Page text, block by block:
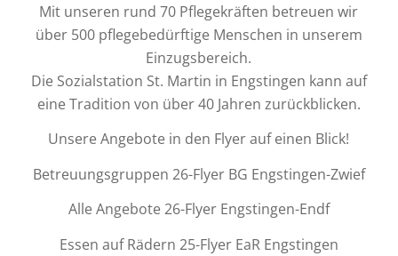
Ein Anruf genügt – und
erleben die Vorteile von
unserem Menüservice
„Essen auf Rädern“.
Lassen Sie sich
verwöhnen!
01525 9243535
Mit unseren rund 70 Pflegekräften betreuen wir
über 500 pflegebedürftige Menschen in unserem
Einzugsbereich.
Die Sozialstation St. Martin in Engstingen kann auf
eine Tradition von über 40 Jahren zurückblicken.
Unsere Angebote in den Flyer auf einen Blick!
Betreuungsgruppen 26-Flyer BG Engstingen-Zwief
Alle Angebote 26-Flyer Engstingen-Endf
Essen auf Rädern 25-Flyer EaR Engstingen